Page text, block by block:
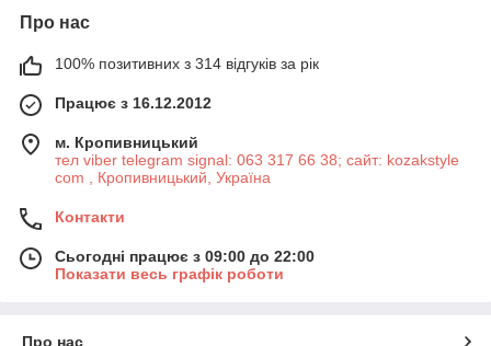
Про нас
100% позитивних з 314 відгуків за рік
Працює з 16.12.2012
м. Кропивницький
тел viber telegram signal: 063 317 66 38; сайт: kozakstyle
com , Кропивницький, Україна
Контакти
Сьогодні працює з 09:00 до 22:00
Показати весь графік роботи
Про нас